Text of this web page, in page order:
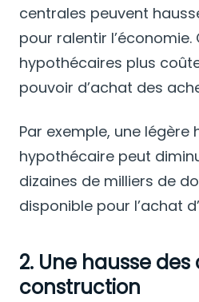
centrales peuvent
pour ralentir
hypothécaires plus
pouvoir d’achat des
Par exemple, une légère
hypothécaire peut
dizaines de milliers de
disponible pour l’achat
2. Une hausse
construction